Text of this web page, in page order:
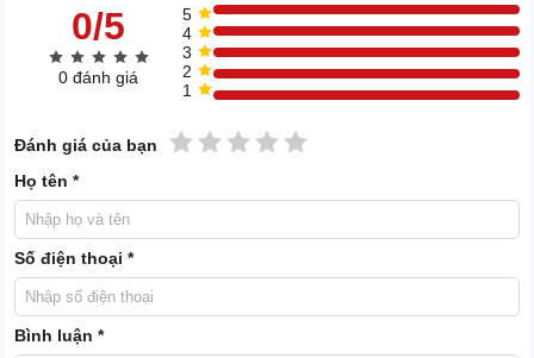
0/5
0 đánh giá
5
4
3
2
1
Đánh giá của bạn 5 sao
4 sao
3 sao
2 sao
1 sao
Họ tên *
Số điện thoại *
Bình luận *